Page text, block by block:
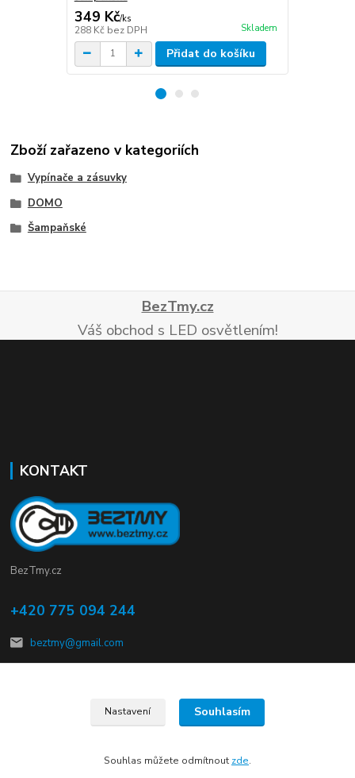
349 Kč/ks
288 Kč bez DPH Skladem
Přidat do košíku
Zboží zařazeno v kategoriích
Vypínače a zásuvky
DOMO
Šampaňské
BezTmy.cz
Váš obchod s LED osvětlením!
KONTAKT
BezTmy.cz
+420 775 094 244
beztmy@gmail.com
© Copyright 2012 – 2026 kalMmach s.r.o.
Nastavení Souhlasím
Souhlas můžete odmítnout zde.